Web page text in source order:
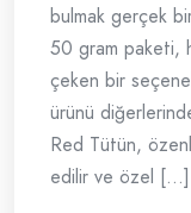
bulmak gerçek
50 gram paketi,
çeken bir
ürünü
Red Tütün,
edilir ve özel [...]